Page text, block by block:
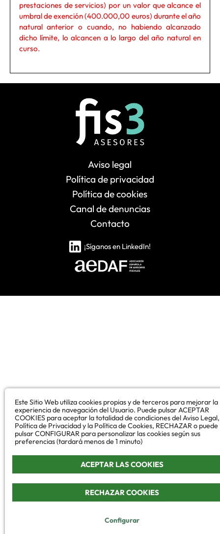
prestaciones de servicios) por un valor que alcance el
umbral de exención (400.000,00 euros) durante el año
natural anterior o cuando, no habiendo alcanzado
dicho límite, lo alcancen a lo largo del año natural en
curso.
Aviso legal
Política de privacidad
Política de cookies
Canal de denuncias
Contacto
¡Síganos en LinkedIn!
Este Sitio Web utiliza cookies propias y de terceros para mejorar la
experiencia de navegación del Usuario. Puede pulsar ACEPTAR
COOKIES para aceptar la totalidad de condiciones del Aviso Legal,
Política de Privacidad y la Política de Cookies, RECHAZAR o puede
pulsar CONFIGURAR para personalizar las cookies según sus
preferencias (tardará menos de 1 minuto)
ACEPTAR LAS COOKIES
RECHAZAR COOKIES
Configurar